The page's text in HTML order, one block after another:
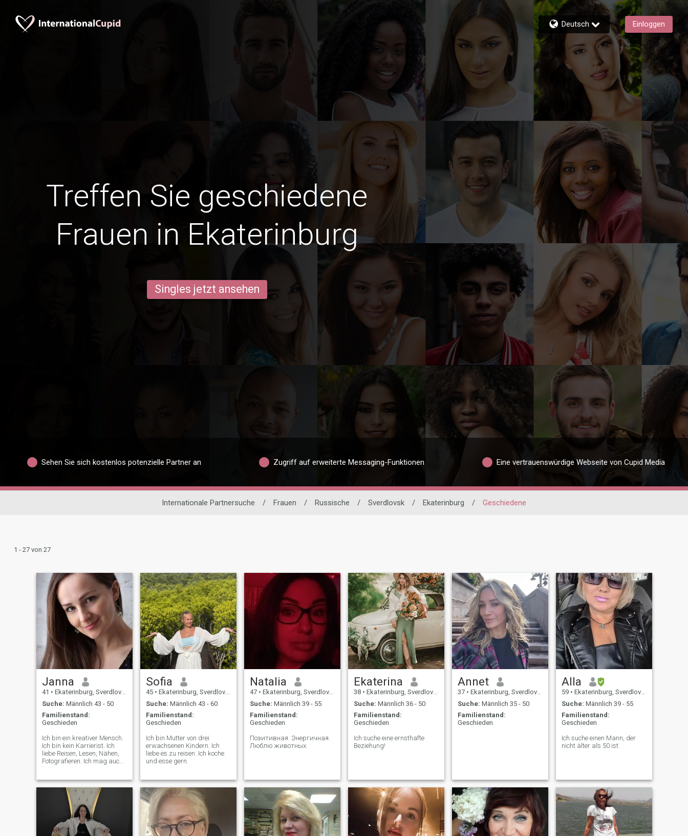
Deutsch Einloggen
Treffen Sie geschiedene
Frauen in Ekaterinburg
Singles jetzt ansehen
Sehen Sie sich kostenlos potenzielle Partner an Zugriff auf erweiterte Messaging-Funktionen Eine vertrauenswürdige Webseite von Cupid Media
Internationale Partnersuche / Frauen / Russische / Sverdlovsk / Ekaterinburg / Geschiedene
1 - 27 von 27
Janna
41 • Ekaterinburg, Sverdlovsk, Russland
Suche: Männlich 43 - 50
Familienstand:
Geschieden
Ich bin ein kreativer Mensch.
Ich bin kein Karrierist. Ich
liebe Reisen, Lesen, Nähen,
Fotografieren. Ich mag auch
Träume von meinem eigenen
Haus und Garten, ich liebe
Gartenarbeit. Ich bin
Veganer, rauche und trinke
nie Alkohol und führe einen
gesunden und ethischen
Lebensstil) nicht geimpft!))
Sofia
45 • Ekaterinburg, Sverdlovsk, Russland
Suche: Männlich 43 - 60
Familienstand:
Geschieden
Ich bin Mutter von drei
erwachsenen Kindern. Ich
liebe es zu reisen. Ich koche
und esse gern.
Natalia
47 • Ekaterinburg, Sverdlovsk, Russland
Suche: Männlich 39 - 55
Familienstand:
Geschieden
Позитивная. Энергичная.
Люблю животных.
Ekaterina
38 • Ekaterinburg, Sverdlovsk, Russland
Suche: Männlich 36 - 50
Familienstand:
Geschieden
Ich suche eine ernsthafte
Beziehung!
Annet
37 • Ekaterinburg, Sverdlovsk, Russland
Suche: Männlich 35 - 50
Familienstand:
Geschieden
Alla
59 • Ekaterinburg, Sverdlovsk, Russland
Suche: Männlich 39 - 55
Familienstand:
Geschieden
Ich suche einen Mann, der
nicht älter als 50 ist